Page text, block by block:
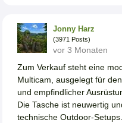
Jonny Harz
(3971 Posts)
vor 3 Monaten
Zum Verkauf steht eine
Multicam, ausgelegt für
und empfindlicher
Die Tasche ist neuwertig
technische Outdoor-Setups.